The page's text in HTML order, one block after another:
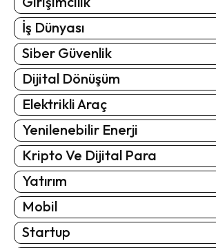
İş Dünyası
Siber Güvenlik
Dijital Dönüşüm
Elektrikli Araç
Yenilenebilir Enerji
Kripto Ve Dijital Para
Yatırım
Mobil
Startup